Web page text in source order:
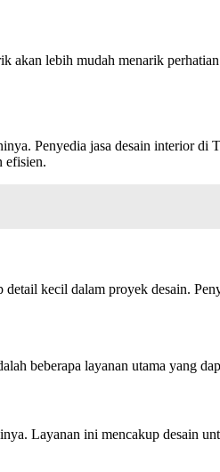
akan lebih mudah menarik
Penyedia jasa desain interior di
efisien.
kecil dalam proyek desain.
beberapa layanan utama yang
Layanan ini mencakup desain